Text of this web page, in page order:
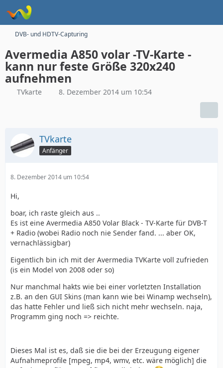
DVB- und HDTV-Capturing
Avermedia A850 volar -TV-Karte -
kann nur feste Größe 320x240
aufnehmen
TVkarte 8. Dezember 2014 um 10:54
TVkarte
Anfänger
8. Dezember 2014 um 10:54
Hi,
boar, ich raste gleich aus ..
Es ist eine Avermedia A850 Volar Black - TV-Karte für DVB-T
+ Radio (wobei Radio noch nie Sender fand. ... aber OK,
vernachlässigbar)
Eigentlich bin ich mit der Avermedia TVKarte voll zufrieden
(is ein Model von 2008 oder so)
Nur manchmal hakts wie bei einer vorletzten Installation
z.B. an den GUI Skins (man kann wie bei Winamp wechseln),
das hatte Fehler und ließ sich nicht mehr wechseln. naja,
Programm ging noch => reichte.
Dieses Mal ist es, daß sie die bei der Erzeugung eigener
Aufnahmeprofile [mpeg, mp4, wmv, etc. wäre möglich] die